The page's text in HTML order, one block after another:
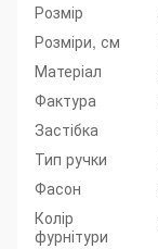
Розмір
Розміри, см
Матеріал
Фактура
Застібка
Тип ручки
Фасон
Колір
фурнітури